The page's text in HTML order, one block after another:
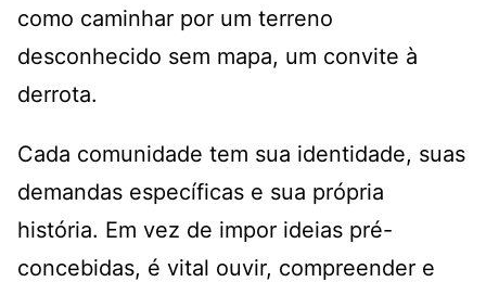
como caminhar por um terreno
desconhecido sem mapa, um convite à
derrota.
Cada comunidade tem sua identidade, suas
demandas específicas e sua própria
história. Em vez de impor ideias pré-
concebidas, é vital ouvir, compreender e